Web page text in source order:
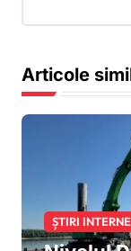
i
c
Articole
ȘTIRI INTERNE